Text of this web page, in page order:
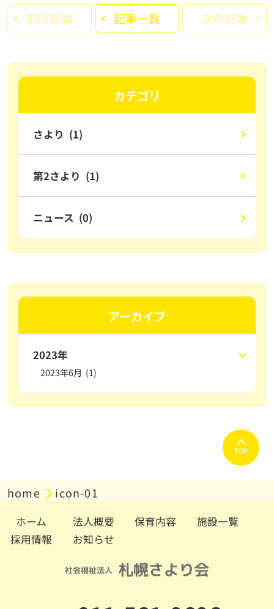
前の記事 記事一覧 次の記事
カテゴリ
さより (1)
第2さより (1)
ニュース (0)
アーカイブ
2023年
2023年6月 (1)
TOP
home icon-01
ホーム 法人概要 保育内容
施設一覧
採用情報
お知らせ